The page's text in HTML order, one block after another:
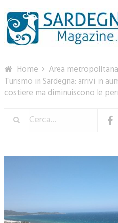
Home
Area metropolitana
Turismo in Sardegna: arrivi in
costiere ma diminuiscono le